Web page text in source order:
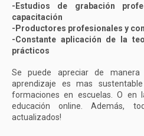
-Estudios de grabación
capacitación
-Productores profesionales y
-Constante aplicación de la
prácticos
Se puede apreciar de
aprendizaje es mas
formaciones en escuelas. O en
educación online. Además,
actualizados!